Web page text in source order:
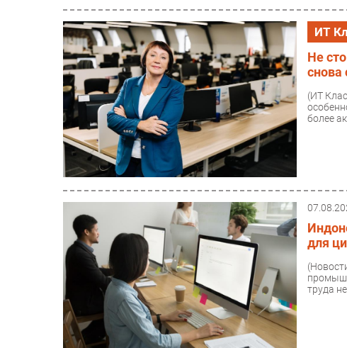
Интеграция
Рынок ПК
Кадры
Регулирование
ИТ
Не
снова
(ИТ
более
для
труда